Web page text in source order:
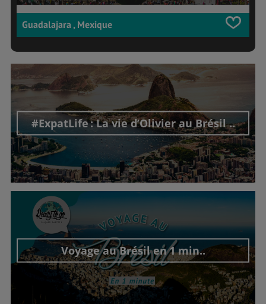
Guadalajara , Mexique
#ExpatLife : La vie d’Olivier au Brésil ..
Découvrir cet interview
Voyage au Brésil en 1 min..